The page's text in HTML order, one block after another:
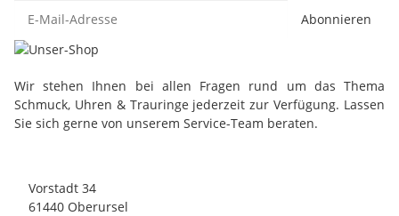
Abonnieren
Wir stehen Ihnen bei allen Fragen rund um das Thema
Schmuck, Uhren & Trauringe jederzeit zur Verfügung. Lassen
Sie sich gerne von unserem Service-Team beraten.
Vorstadt 34
61440 Oberursel